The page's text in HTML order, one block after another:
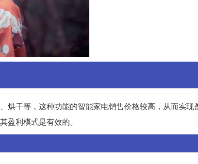
烘干等，这种功能的智能家电销售价格较高，从而实现
盈利模式是有效的。